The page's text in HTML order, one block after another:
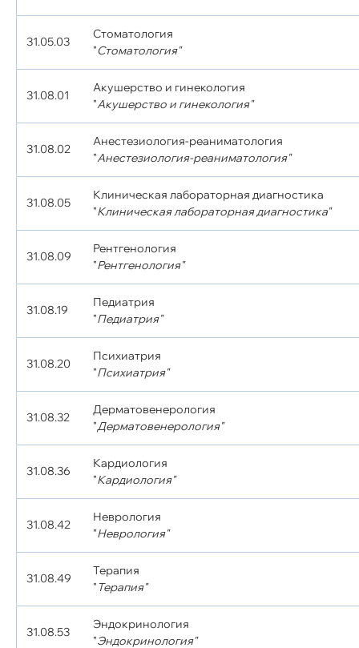
31.05.03
Стоматология
"Стоматология"
31.08.01
Акушерство и гинекология
"Акушерство и гинекология"
31.08.02
Анестезиология-реаниматология
"Анестезиология-реаниматология"
31.08.05
Клиническая лабораторная диагностика
"Клиническая лабораторная диагностика"
31.08.09
Рентгенология
"Рентгенология"
31.08.19
Педиатрия
"Педиатрия"
31.08.20
Психиатрия
"Психиатрия"
31.08.32
Дерматовенерология
"Дерматовенерология"
31.08.36
Кардиология
"Кардиология"
31.08.42
Неврология
"Неврология"
31.08.49
Терапия
"Терапия"
31.08.53
Эндокринология
"Эндокринология"